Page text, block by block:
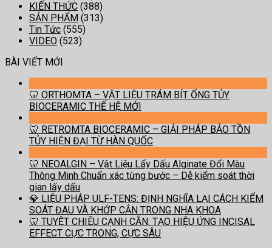
KIẾN THỨC (388)
SẢN PHẨM (313)
Tin Tức (555)
VIDEO (523)
BÀI VIẾT MỚI
🦷 ORTHOMTA – VẬT LIỆU TRÁM BÍT ỐNG TỦY
BIOCERAMIC THẾ HỆ MỚI
🦷 RETROMTA BIOCERAMIC – GIẢI PHÁP BẢO TỒN
TỦY HIỆN ĐẠI TỪ HÀN QUỐC
🦷 NEOALGIN – Vật Liệu Lấy Dấu Alginate Đổi Màu
Thông Minh Chuẩn xác từng bước – Dễ kiểm soát thời
gian lấy dấu
💎 LIỆU PHÁP ULF-TENS: ĐỊNH NGHĨA LẠI CÁCH KIỂM
SOÁT ĐAU VÀ KHỚP CẮN TRONG NHA KHOA
🦷 TUYỆT CHIÊU CẠNH CẮN: TẠO HIỆU ỨNG INCISAL
EFFECT CỰC TRONG, CỰC SÂU